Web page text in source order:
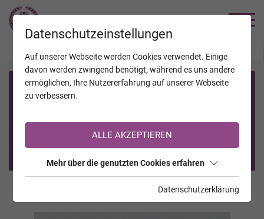
Registrierung auf TrauerHilfe.it
Sie sind noch nicht auf TrauerHilfe.it registriert?
>> zur kostenlosen Registrierung <<
Datenschutzeinstellungen
Auf unserer Webseite werden Cookies verwendet. Einige
davon werden zwingend benötigt, während es uns andere
ermöglichen, Ihre Nutzererfahrung auf unserer Webseite
zu verbessern.
ALLE AKZEPTIEREN
Mehr über die genutzten Cookies erfahren
Datenschutzerklärung
JAHRESTAGE KALENDER VERSTORBENE